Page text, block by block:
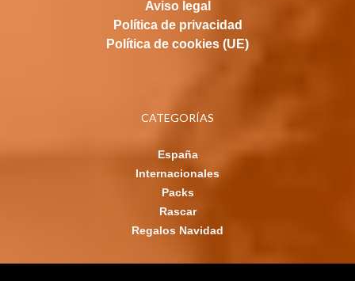
Aviso legal
Política de privacidad
Política de cookies (UE)
CATEGORÍAS
España
Internacionales
Packs
Rascar
Regalos Navidad